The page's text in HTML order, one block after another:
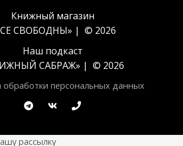
Книжный магазин
СВОБОДНЫ» | © 2026
Наш подкаст
САБРАЖ» | © 2026
обработки персональных данных
рассылку